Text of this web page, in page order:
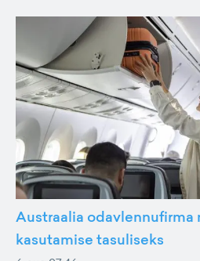
Austraalia
kasutamise tasuliseks